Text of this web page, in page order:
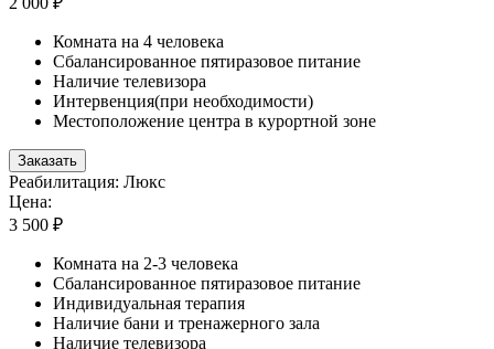
Комната на 4 человека
Сбалансированное пятиразовое питание
Наличие телевизора
Интервенция(при необходимости)
Местоположение центра в курортной зоне
Заказать
Реабилитация: Люкс
Цена:
3 500 ₽
Комната на 2-3 человека
Сбалансированное пятиразовое питание
Индивидуальная терапия
Наличие бани и тренажерного зала
Наличие телевизора